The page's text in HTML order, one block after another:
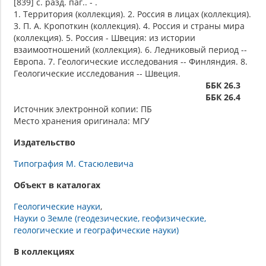
1. Территория (коллекция). 2. Россия в лицах (коллекция).
3. П. А. Кропоткин (коллекция). 4. Россия и страны мира
(коллекция). 5. Россия - Швеция: из истории
взаимоотношений (коллекция). 6. Ледниковый период --
Европа. 7. Геологические исследования -- Финляндия. 8.
Геологические исследования -- Швеция.
ББК 26.3
ББК 26.4
Источник электронной копии: ПБ
Место хранения оригинала: МГУ
Издательство
Типография М. Стасюлевича
Объект в каталогах
Геологические науки
Науки о Земле (геодезические, геофизические,
геологические и географические науки)
В коллекциях